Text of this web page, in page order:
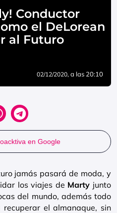
Conductor
el DeLorean
al Futuro
02/12/2020, a las 20:10
en Google
jamás pasará de moda, y
los viajes de Marty junto
del mundo, además todo
el almanaque, sin